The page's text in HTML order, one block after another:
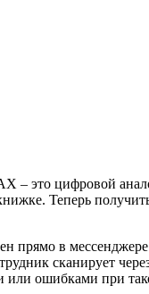
– это цифровой
Теперь
прямо в
сканирует
или ошибками при